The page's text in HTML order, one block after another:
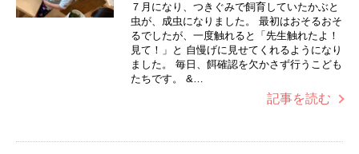
７月になり、つきぐみで飼育していたかぶと
虫が、成虫になりました。 最初はおそるおそ
るでしたが、一度触れると「先生触れたよ！
見て！」と 自慢げに見せてくれるようになり
ました。 毎日、餌確認を欠かさず行うこども
たちです。 &…
記事を読む